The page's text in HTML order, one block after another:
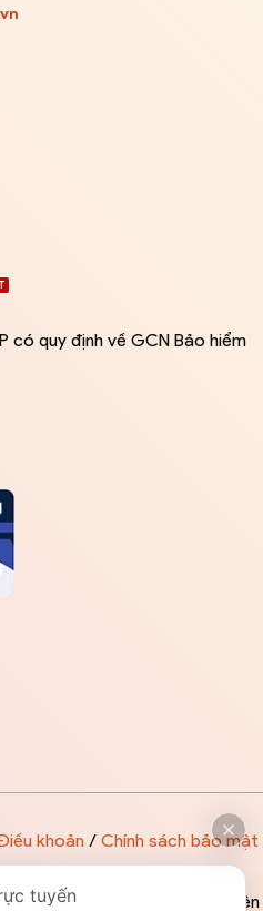
có quy định về GCN Bảo hiểm
IBAOHIEM - Mọi thông tin trên
khoản/ Chính sách bảo mật
tuyến